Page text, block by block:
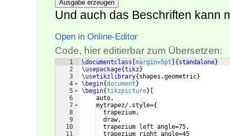
Ausgabe erzeugen
Und auch das Beschriften kann
Open in Online-Editor
Code, hier editierbar zum Übersetzen:
1
2
3
4
5
6
7
8
9
10
11
\documentclass margin=5pt { standalone}
\usepackage{tikz}
\usetikzlibrary{ shapes.geometric}
\begin{document }
\begin{tikzpicture}
    auto,
    mytrapez/.style=
{
  trapezium,
  draw,
  trapezium left angle=75,
  trapezium right angle=45